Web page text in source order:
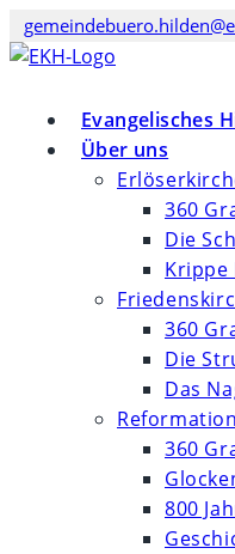
Zum
Inhalt
Evangelisches
Über uns
360
Die
Krippe
360
Die
Das
360
800